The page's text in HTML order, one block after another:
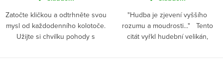
Zatočte kličkou a odtrhněte svou
mysl od každodenního kolotoče.
Užijte si chvilku pohody s
"Hudba je zjevení vyššího
rozumu a moudrosti..." Tento
citát vyřkl hudební velikán,